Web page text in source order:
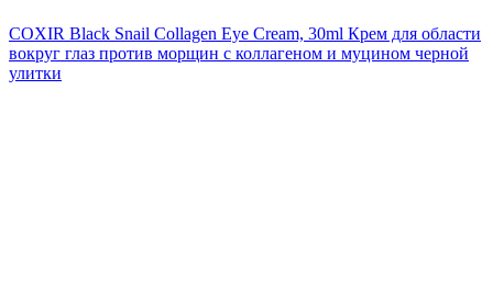
COXIR Black Snail Collagen Eye Cream, 30ml Крем для области
вокруг глаз против морщин с коллагеном и муцином черной
улитки